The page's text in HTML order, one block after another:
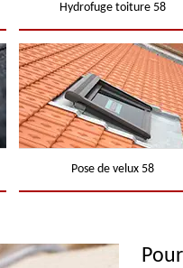
Hydrofuge toiture 58
Pose de velux 58